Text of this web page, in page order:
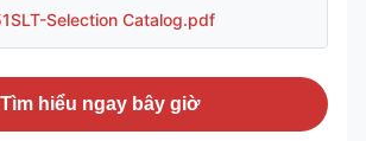
Selection Catalog.pdf
Tìm hiểu ngay bây giờ